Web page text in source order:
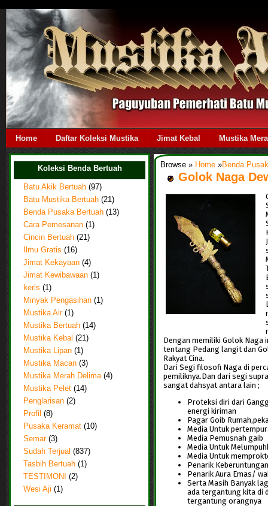
Home Daftar Koleksi Mustika Jimat Kebal Mustika
Koleksi Benda Bertuah
Batu Akik Bertuah (97)
Batu Mustika Bertuah (21)
Benda Pusaka Bertuah (13)
Cara Pemesanan (1)
Cincin Bertuah (21)
Ilmu Gratis (16)
Jimat Kekayaan (4)
Jimat Kewibawaan (1)
keris (1)
Minyak Pengasihan (1)
Mustika Air (1)
Mustika Bertuah (14)
Mustika Kebal (21)
Mustika Lipan (1)
Mustika Macan (3)
Mustika Merah Delima (4)
Mustika Pelet (14)
Penglarisan (2)
Profil (8)
Pusaka Keramat (10)
Semar (3)
Sudah Terjual (837)
Tasbih Bertuah (1)
TESTIMONI
(2)
Wesi Aji (1)
Browse » Home»Benda
Golok Naga
Dengan memiliki Golok Naga
tentang Pedang langit dan
Rakyat Cina.
Dari Segi filosofi Naga di
pemiliknya.Dan dari segi
sangat dahsyat antara lain ;
Proteksi diri dari
energi kiriman
Pagar Goib
Media Untuk
Media Pemusnah gaib
Media Untuk
Media Untuk
Penarik Keberuntungan
Penarik Aura Emas/
Serta Masih Banyak
ada tergantung kita di
tergantung orangnya